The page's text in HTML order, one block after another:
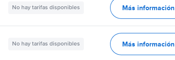
No hay tarifas disponibles Más información
No hay tarifas disponibles Más información